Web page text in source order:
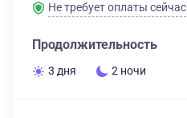
Не требует оплаты сейчас
Продолжительность
3 дня 2 ночи